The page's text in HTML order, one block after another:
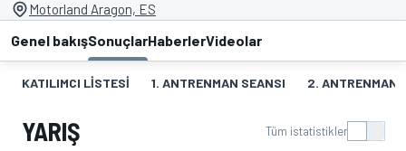
Motorland Aragon, ES
Genel bakışSonuçlarHaberlerVideolar
KATILIMCI LISTESI 1. ANTRENMAN SEANSI 2. ANTRENMAN
YARIŞ Tüm istatistikler